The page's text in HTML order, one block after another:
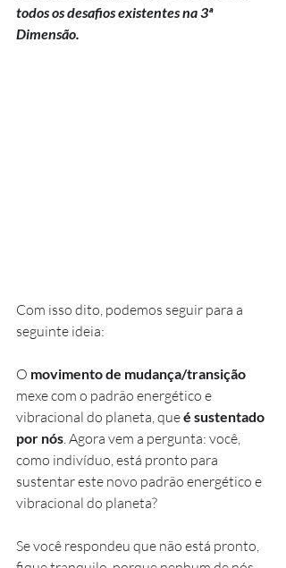
todos os desafios existentes na 3ª
Dimensão.
Com isso dito, podemos seguir para a
seguinte ideia:
O movimento de mudança/transição
mexe com o padrão energético e
vibracional do planeta, que é sustentado
por nós. Agora vem a pergunta: você,
como indivíduo, está pronto para
sustentar este novo padrão energético e
vibracional do planeta?
Se você respondeu que não está pronto,